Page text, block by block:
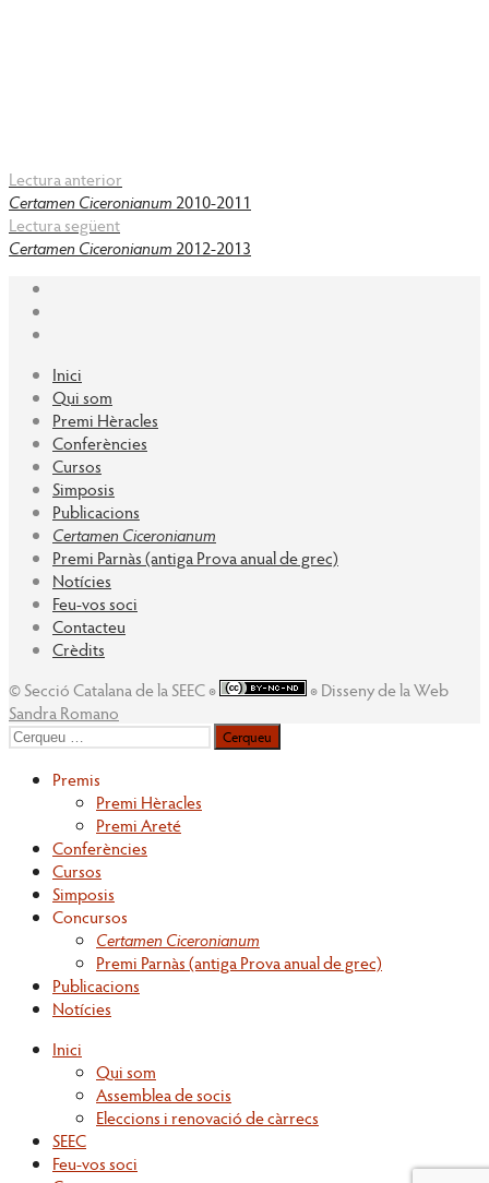
Lectura anterior
Certamen Ciceronianum 2010-2011
Lectura següent
Certamen Ciceronianum 2012-2013
Inici
Qui som
Premi Hèracles
Conferències
Cursos
Simposis
Publicacions
Certamen Ciceronianum
Premi Parnàs (antiga Prova anual de grec)
Notícies
Feu-vos soci
Contacteu
Crèdits
© Secció Catalana de la SEEC ◉
◉ Disseny de la Web
Sandra Romano
Cerqueu
per:
Premis
Premi Hèracles
Premi Areté
Conferències
Cursos
Simposis
Concursos
Certamen Ciceronianum
Premi Parnàs (antiga Prova anual de grec)
Publicacions
Notícies
Inici
Qui som
Assemblea de socis
Eleccions i renovació de càrrecs
SEEC
Feu-vos soci